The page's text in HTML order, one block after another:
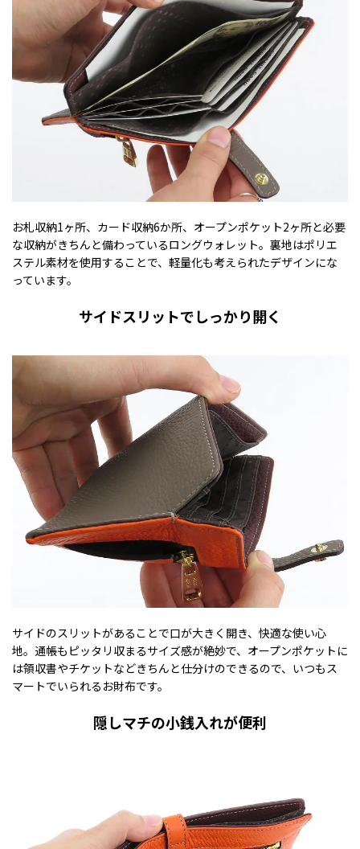
お札収納1ヶ所、カード収納6か所、オープンポケット2ヶ所と必要
な収納がきちんと備わっているロングウォレット。裏地はポリエ
ステル素材を使用することで、軽量化も考えられたデザインにな
っています。
サイドスリットでしっかり開く
サイドのスリットがあることで口が大きく開き、快適な使い心
地。通帳もピッタリ収まるサイズ感が絶妙で、オープンポケットに
は領収書やチケットなどきちんと仕分けのできるので、いつもス
マートでいられるお財布です。
隠しマチの小銭入れが便利